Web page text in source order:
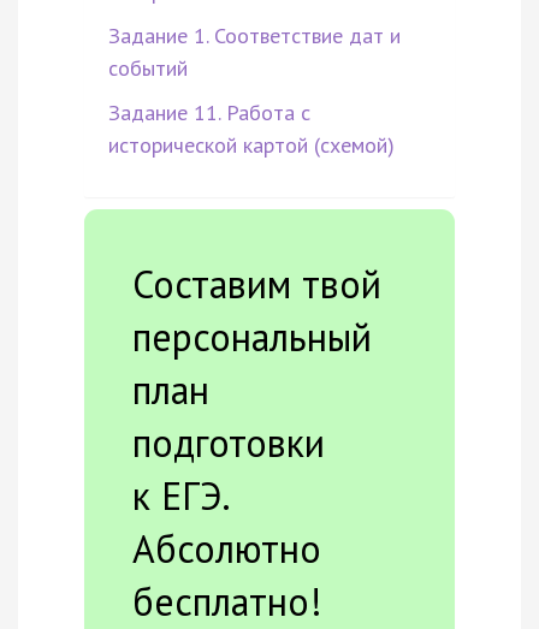
Задание 1. Соответствие дат и
событий
Задание 11. Работа с
исторической картой (схемой)
Составим твой
персональный
план
подготовки
к ЕГЭ.
Абсолютно
бесплатно!